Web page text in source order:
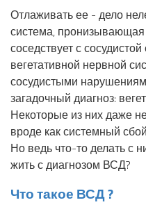
Отлаживать ее - дело
система,
соседствует с
вегетативной нервной
сосудистыми
загадочный диагноз:
Некоторые из них даже
вроде как системный
Но ведь что-то делать с
жить с диагнозом ВСД?
Что такое ВСД ?